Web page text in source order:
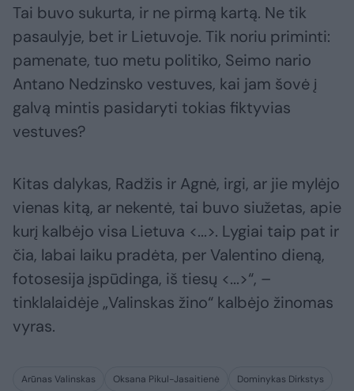
Tai buvo sukurta, ir ne pirmą kartą. Ne tik
pasaulyje, bet ir Lietuvoje. Tik noriu priminti:
pamenate, tuo metu politiko, Seimo nario
Antano Nedzinsko vestuves, kai jam šovė į
galvą mintis pasidaryti tokias fiktyvias
vestuves?
Kitas dalykas, Radžis ir Agnė, irgi, ar jie mylėjo
vienas kitą, ar nekentė, tai buvo siužetas, apie
kurį kalbėjo visa Lietuva <...>. Lygiai taip pat ir
čia, labai laiku pradėta, per Valentino dieną,
fotosesija įspūdinga, iš tiesų <...>“, –
tinklalaidėje „Valinskas žino“ kalbėjo žinomas
vyras.
Arūnas Valinskas Oksana Pikul-Jasaitienė
Dominykas Dirkstys